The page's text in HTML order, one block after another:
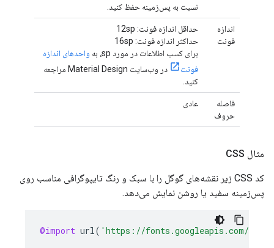
نسبت به پس‌زمینه حفظ کنید.
اندازه
فونت
حداقل اندازه فونت: 12sp
حداکثر اندازه فونت: 16sp
برای کسب اطلاعات در مورد sp، به
واحدهای اندازه
فونت
در وب‌سایت Material Design مراجعه
کنید.
فاصله
حروف
عادی
مثال CSS
کد CSS زیر نقشه‌های گوگل را با سبک و رنگ تایپوگرافی مناسب روی
پس‌زمینه سفید یا روشن نمایش می‌دهد.
@import url ( 'https://fonts.googleapis.com/